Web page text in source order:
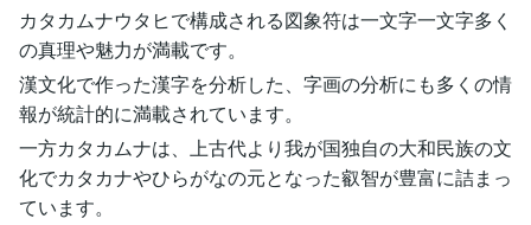
カタカムナウタヒで構成される図象符は一文字一文字多く
の真理や魅力が満載です。
漢文化で作った漢字を分析した、字画の分析にも多くの情
報が統計的に満載されています。
一方カタカムナは、上古代より我が国独自の大和民族の文
化でカタカナやひらがなの元となった叡智が豊富に詰まっ
ています。